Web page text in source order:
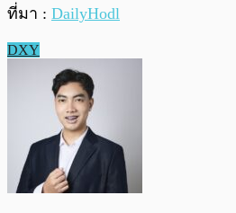
ที่มา : DailyHodl
DXY